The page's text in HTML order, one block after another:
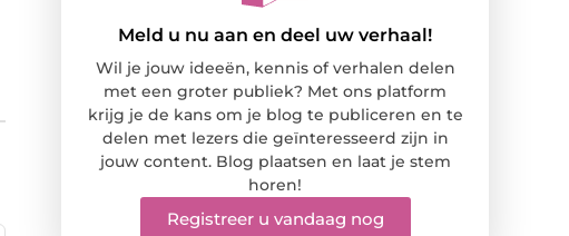
Meld u nu aan en deel uw verhaal!
Wil je jouw ideeën, kennis of verhalen delen
met een groter publiek? Met ons platform
krijg je de kans om je blog te publiceren en te
delen met lezers die geïnteresseerd zijn in
jouw content. Blog plaatsen en laat je stem
horen!
Registreer u vandaag nog